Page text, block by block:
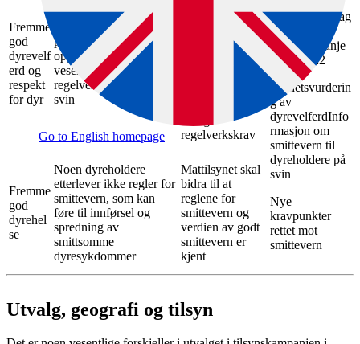
Go to English homepage
Fremme
god
dyrevelf
erd og
respekt
for dyr
Griser har dårlig velferd
på grunn av manglende
oppfyllelse av
vesentlige krav i
regelverket for hold av
svin
resultatene etter
svinekampanjen
regelverkskrav
Tilsynsgrunnlag
som i
svinekampanje
2021-2022
Helhetsvurderin
g av
dyrevelferdInfo
rmasjon om
smittevern til
dyreholdere på
svin
Nye
kravpunkter
rettet mot
smittevern
Fremme
god
dyrehel
se
Noen dyreholdere
etterlever ikke regler for
smittevern, som kan
føre til innførsel og
spredning av
smittsomme
dyresykdommer
Mattilsynet skal
bidra til at
reglene for
smittevern og
verdien av godt
smittevern er
kjent
Utvalg, geografi og tilsyn